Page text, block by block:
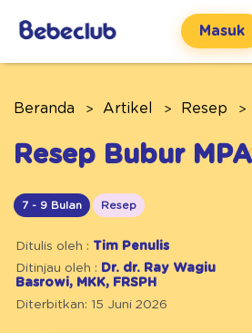
Masuk
Beranda Artikel Resep
Resep Bubur
7 - 9 Bulan Resep
Ditulis oleh : Tim Penulis
Ditinjau oleh : Dr. dr. Ray Wagiu
Basrowi, MKK, FRSPH
Diterbitkan: 15 Juni 2026